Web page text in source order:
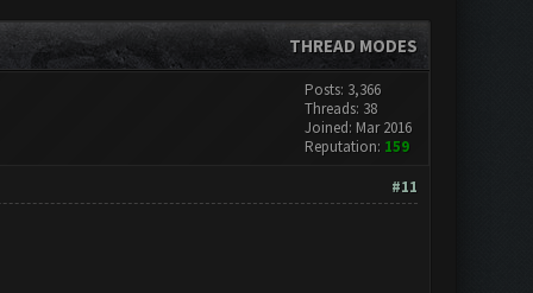
THREAD MODES
Posts: 3,366
Threads: 38
Joined: Mar 2016
Reputation: 159
#11